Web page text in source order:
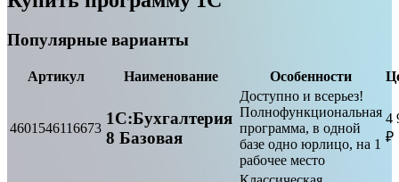
Популярные варианты
Артикул Наименование Особенности
4601546116673
1С:Бухгалтерия
8 Базовая
Доступно и всерьез!
Полнофункциональная
программа, в одной
базе одно юрлицо, на 1
рабочее место
4
₽